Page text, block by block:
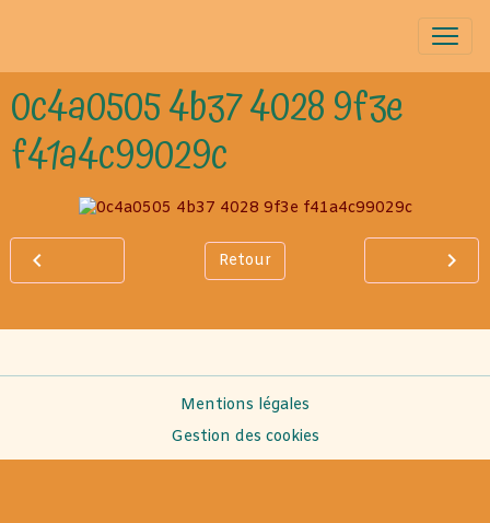
0c4a0505 4b37 4028 9f3e
f41a4c99029c
Retour
Mentions légales
Gestion des cookies